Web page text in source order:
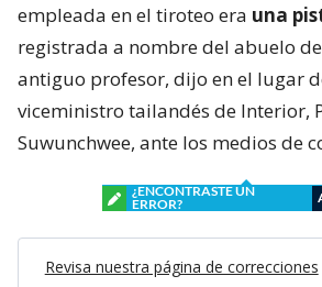
empleada en el tiroteo era una
registrada a nombre del abuelo
antiguo profesor, dijo en el lugar
viceministro tailandés de Interior,
Suwunchwee, ante los medios de
¿ENCONTRASTE UN
ERROR?
Revisa nuestra página de correcciones